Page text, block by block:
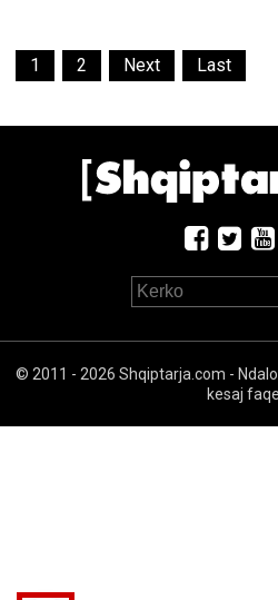
1 2 Next Last
© 2011 - 2026 Shqiptarja.com -
kesaj